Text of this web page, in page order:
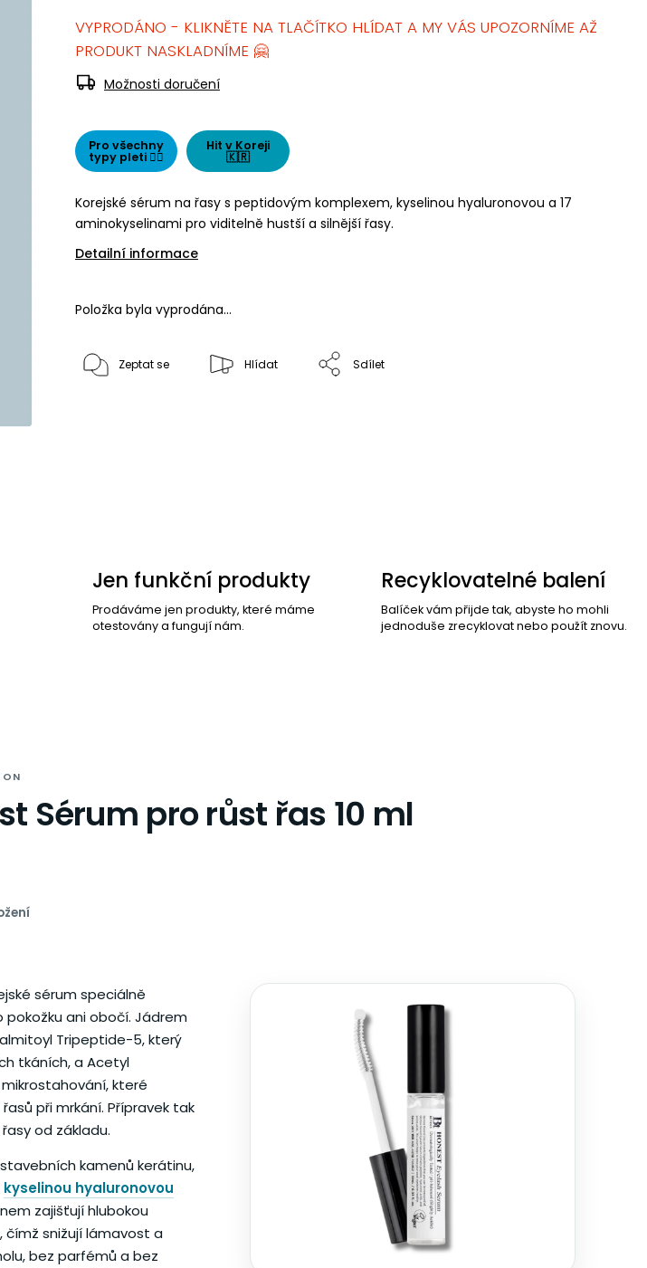
Pro všechny
typy pleti 👌🏻
Hit v Koreji
🇰🇷
Korejské sérum na řasy s peptidovým komplexem, kyselinou hyaluronovou a 17
aminokyselinami pro viditelně hustší a silnější řasy.
Detailní informace
Položka byla vyprodána…
VYPRODÁNO - KLIKNĚTE NA TLAČÍTKO HLÍDAT A MY VÁS UPOZORNÍME AŽ
PRODUKT NASKLADNÍME 🤗
Možnosti doručení
Zeptat se Hlídat Sdílet
Jen funkční produkty
Prodáváme jen produkty, které máme
otestovány a fungují nám.
Recyklovatelné balení
Balíček vám přijde tak, abyste ho mohli
jednoduše zrecyklovat nebo použít znovu.
Sérum pro růst řas 10 ml
sérum speciálně
ani obočí. Jádrem
Tripeptide-5, který
tkáních, a Acetyl
které
při mrkání. Přípravek tak
od základu.
kamenů kerátinu,
kyselinou hyaluronovou
zajišťují hlubokou
čímž snižují lámavost a
bez parfémů a bez